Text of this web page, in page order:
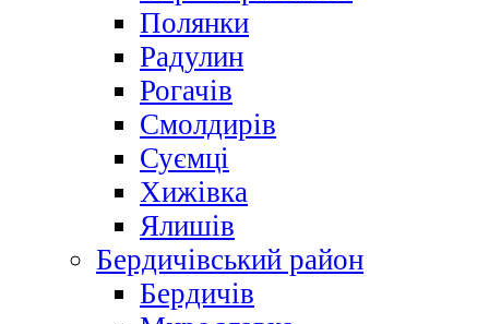
Полянки
Радулин
Рогачів
Смолдирів
Суємці
Хижівка
Ялишів
Бердичівський район
Бердичів